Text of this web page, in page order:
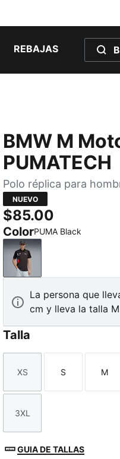
REBAJAS
BMW M
PUMATECH
Polo réplica para
NUEVO
$85.00
ColorPUMA Black
PUMA Black
La persona que
cm y lleva la talla
Talla
Talla
XS
Talla
S
Talla
M
Talla
3XL
GUIA DE TALLAS